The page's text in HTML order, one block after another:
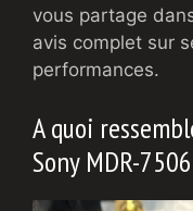
vous partage
avis complet sur
performances.
A quoi
Sony MDR-